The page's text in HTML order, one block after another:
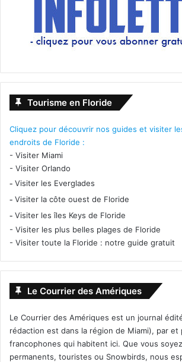
Tourisme en Floride
Cliquez pour découvrir nos guides et visiter
endroits de Floride :
- Visiter Miami
- Visiter Orlando
- Visiter les Everglades
- Visiter la côte ouest de Floride
- Visiter les îles Keys de Floride
- Visiter les plus belles plages de Floride
- Visiter toute la Floride : notre guide gratuit
Le Courrier des Amériques
Le Courrier des Amériques est un journal
rédaction est dans la région de Miami), par et
francophones qui habitent ici. Que vous
permanents, touristes ou Snowbirds, nous